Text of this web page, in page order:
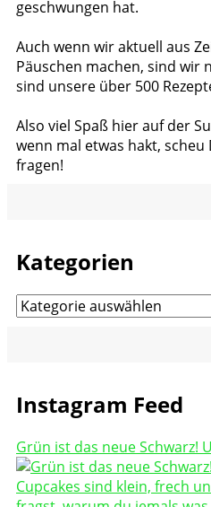
geschwungen hat.
Auch wenn wir aktuell aus
Päuschen machen, sind wir
sind unsere über 500
Also viel Spaß hier auf der
wenn mal etwas hakt,
fragen!
Kategorien
Kategorien
Instagram Feed
Grün ist das neue Schwarz!